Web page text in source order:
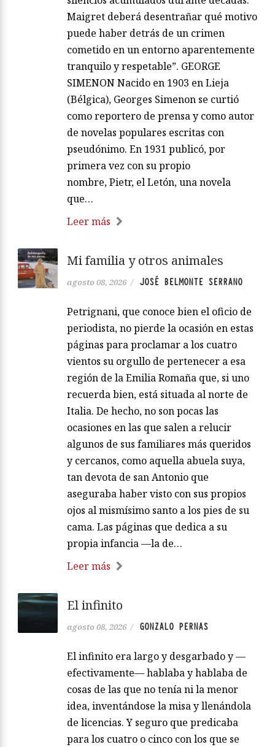
Maigret deberá desentrañar qué motivo
puede haber detrás de un crimen
cometido en un entorno aparentemente
tranquilo y respetable”. GEORGE
SIMENON Nacido en 1903 en Lieja
(Bélgica), Georges Simenon se curtió
como reportero de prensa y como autor
de novelas populares escritas con
pseudónimo. En 1931 publicó, por
primera vez con su propio
nombre, Pietr, el Letón, una novela
que…
Leer más
Mi familia y otros animales
agosto 08, 2026 / JOSÉ BELMONTE SERRANO
Petrignani, que conoce bien el oficio de
periodista, no pierde la ocasión en estas
páginas para proclamar a los cuatro
vientos su orgullo de pertenecer a esa
región de la Emilia Romaña que, si uno
recuerda bien, está situada al norte de
Italia. De hecho, no son pocas las
ocasiones en las que salen a relucir
algunos de sus familiares más queridos
y cercanos, como aquella abuela suya,
tan devota de san Antonio que
aseguraba haber visto con sus propios
ojos al mismísimo santo a los pies de su
cama. Las páginas que dedica a su
propia infancia —la de…
Leer más
El infinito
agosto 08, 2026 / GONZALO PERNAS
El infinito era largo y desgarbado y —
efectivamente— hablaba y hablaba de
cosas de las que no tenía ni la menor
idea, inventándose la misa y llenándola
de licencias. Y seguro que predicaba
para los cuatro o cinco con los que se